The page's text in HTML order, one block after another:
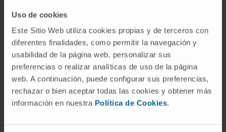
Uso de cookies
Este Sitio Web utiliza cookies propias y de terceros con
diferentes finalidades, como permitir la navegación y
usabilidad de la página web, personalizar sus
preferencias o realizar analíticas de uso de la página
web. A continuación, puede configurar sus preferencias,
rechazar o bien aceptar todas las cookies y obtener más
información en nuestra Política de Cookies.
Identificación y análisis funcional de ARNs no
codificantesimplicados en tumorigénesis y
proliferación tumoral